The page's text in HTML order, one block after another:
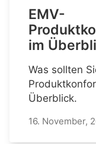
EMV-
im
Was sollten
Überblick.
16. November,